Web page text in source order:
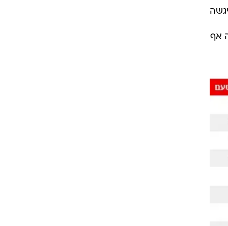
אף